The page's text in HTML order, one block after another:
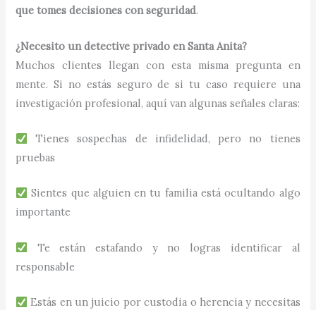
que tomes decisiones con seguridad.
¿Necesito un detective privado en Santa Anita?
Muchos clientes llegan con esta misma pregunta en
mente. Si no estás seguro de si tu caso requiere una
investigación profesional, aquí van algunas señales claras:
Tienes sospechas de infidelidad, pero no tienes
pruebas
Sientes que alguien en tu familia está ocultando algo
importante
Te están estafando y no logras identificar al
responsable
Estás en un juicio por custodia o herencia y necesitas